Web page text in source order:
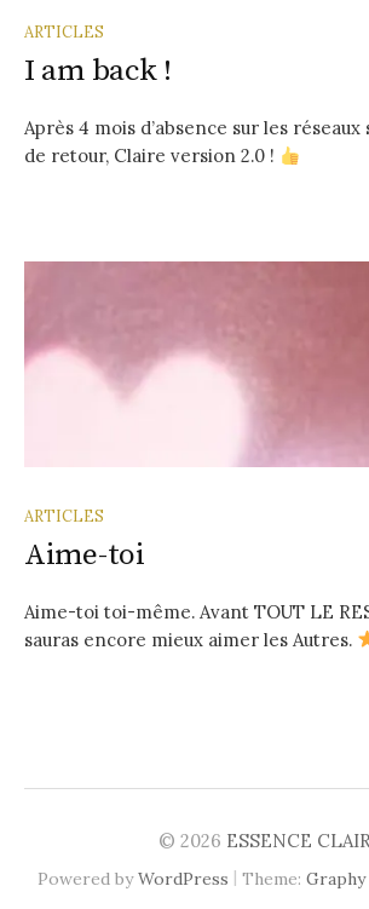
ARTICLES
I am back !
Après 4 mois d’absence sur les réseaux
de retour, Claire version 2.0 !
ARTICLES
Aime-toi
Aime-toi toi-même. Avant TOUT LE
sauras encore mieux aimer les Autres.
© 2026 ESSENCE
Powered byWordPress | Theme: Graphy